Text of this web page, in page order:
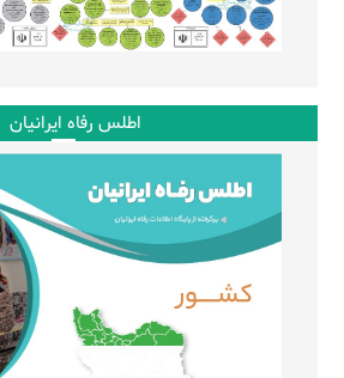
اطلس رفاه ایرانیان